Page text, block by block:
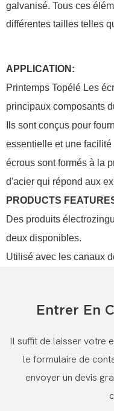
galvanisé. Tous ces
différentes tailles telles
APPLICATION:
Printemps Topélé Les
principaux composants
Ils sont conçus pour
essentielle et une
écrous sont formés à la
d'acier qui répond aux
PRODUCTS
Des produits
deux disponibles.
Utilisé avec les canaux
Entrer En
Il suffit de laisser votre
le formulaire de
envoyer un devis